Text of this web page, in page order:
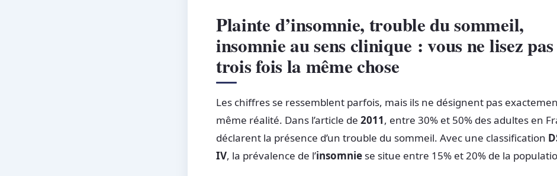
Plainte d’insomnie, trouble du sommeil,
insomnie au sens clinique : vous ne lisez pas
trois fois la même chose
Les chiffres se ressemblent parfois, mais ils ne désignent pas
même réalité. Dans l’article de 2011, entre 30% et 50% des adultes en
déclarent la présence d’un trouble du sommeil. Avec une classification
IV, la prévalence de l’insomnie se situe entre 15% et 20% de la